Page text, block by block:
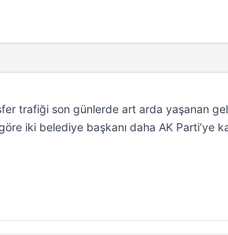
trafiği son günlerde art arda yaşanan
iki belediye başkanı daha AK Parti’ye